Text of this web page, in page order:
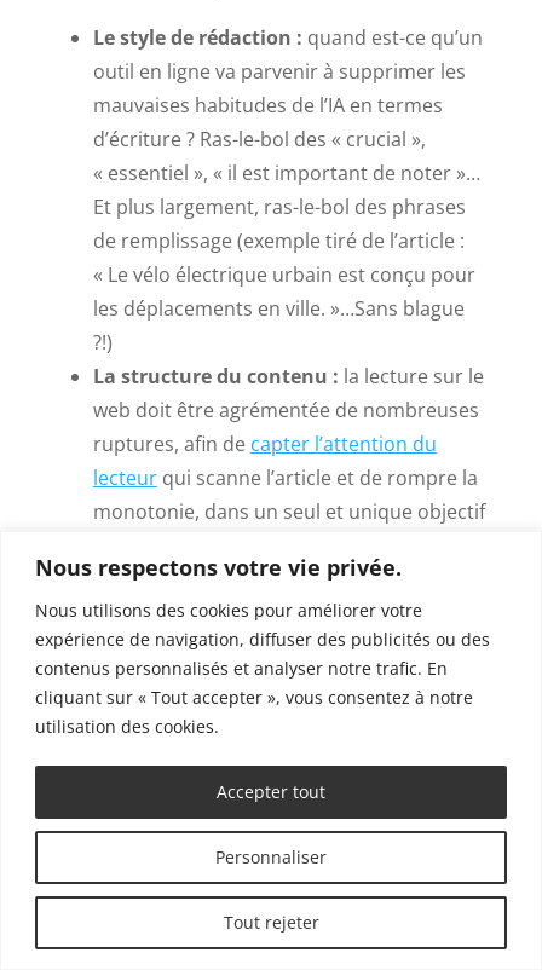
Nous respectons votre vie privée.
Nous utilisons des cookies pour améliorer votre
expérience de navigation, diffuser des publicités ou des
contenus personnalisés et analyser notre trafic. En
cliquant sur « Tout accepter », vous consentez à notre
utilisation des cookies.
Personnaliser
Tout rejeter
Accepter tout
Le style de rédaction : quand est-ce qu’un
outil en ligne va parvenir à supprimer les
mauvaises habitudes de l’IA en termes
d’écriture ? Ras-le-bol des « crucial »,
« essentiel », « il est important de noter »…
Et plus largement, ras-le-bol des phrases
de remplissage (exemple tiré de l’article :
« Le vélo électrique urbain est conçu pour
les déplacements en ville. »…Sans blague
?!)
La structure du contenu : la lecture sur le
web doit être agrémentée de nombreuses
ruptures, afin de capter l’attention du
lecteurqui scanne l’article et de rompre la
monotonie, dans un seul et unique objectif
généré : aucune relance originale, aucune
exergue, aucune liste à puce…
La profondeur des informations :sur ce
dernier point, AI Writer fait mieux que pour
l’article d’actualité produit précédemment.
lecteur. Toutefois, elles nécessitent une
repasse manuelle pour gagner en
précision, et fournir des exemples
d’utilisation le cas échéant.